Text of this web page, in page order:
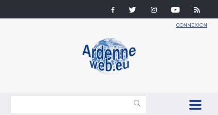
CONNEXION